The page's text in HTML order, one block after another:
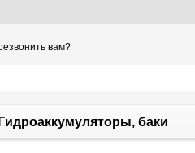
вам?
Гидроаккумуляторы, баки